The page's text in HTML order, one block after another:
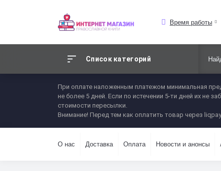
Время работы
Список категорий
При оплате наложенным платежом минимальная
не более 5 дней. Если по истечении 5-ти дней их не
стоимости пересылки.
Внимание! Перед тем как оплатить товар через
О нас Доставка Оплата Новости и анонсы